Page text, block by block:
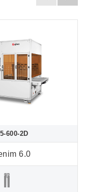
600-2D
6.0